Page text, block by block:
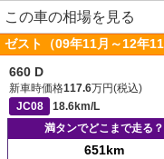
この車の相場を見る
ゼスト（09年11月～12年
660 D
新車時価格117.6万円(税込)
JC08
18.6km/L
満タンでどこまで走る？
651km